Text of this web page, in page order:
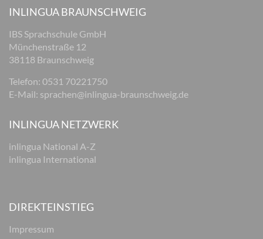
INLINGUA BRAUNSCHWEIG
IBS Sprachschule GmbH
Münchenstraße 12
38118 Braunschweig
Telefon: 0531 70221750
E-Mail: sprachen@inlingua-braunschweig.de
INLINGUA NETZWERK
inlingua National A-Z
inlingua International
DIREKTEINSTIEG
Impressum